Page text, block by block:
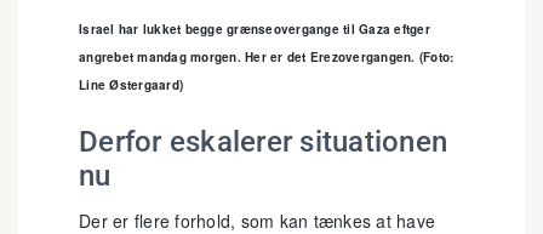
Israel har lukket begge grænseovergange til Gaza eftger
angrebet mandag morgen. Her er det Erezovergangen. (Foto:
Line Østergaard)
Derfor eskalerer situationen
nu
Der er flere forhold, som kan tænkes at have